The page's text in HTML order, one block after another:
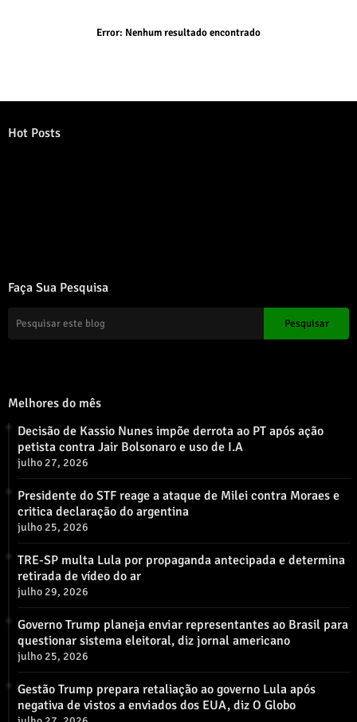
Error: Nenhum resultado encontrado
Hot Posts
Faça Sua Pesquisa
Melhores do mês
Decisão de Kassio Nunes impõe derrota ao PT após ação
petista contra Jair Bolsonaro e uso de I.A
julho 27, 2026
Presidente do STF reage a ataque de Milei contra Moraes e
critica declaração do argentina
julho 25, 2026
TRE-SP multa Lula por propaganda antecipada e determina
retirada de vídeo do ar
julho 29, 2026
Governo Trump planeja enviar representantes ao Brasil para
questionar sistema eleitoral, diz jornal americano
julho 25, 2026
Gestão Trump prepara retaliação ao governo Lula após
negativa de vistos a enviados dos EUA, diz O Globo